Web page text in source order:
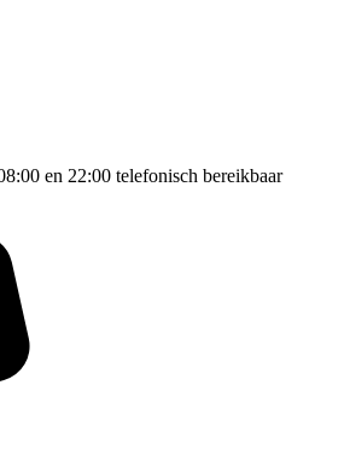
en 22:00 telefonisch bereikbaar